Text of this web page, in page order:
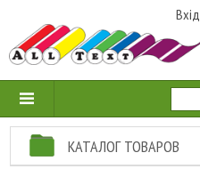
Вхід
КАТАЛОГ ТОВАРОВ